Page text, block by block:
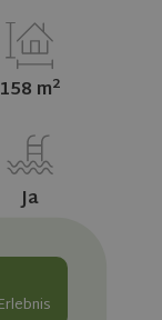
158 m2
Ja